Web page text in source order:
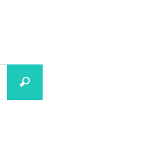
Recherche